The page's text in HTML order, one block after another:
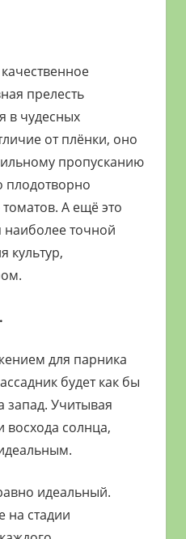
прелесть
в чудесных
от плёнки, оно
пропусканию
плодотворно
томатов. А ещё это
наиболее точной
культур,
для парника
будет как бы
запад. Учитывая
восхода солнца,
идеальный.
на стадии